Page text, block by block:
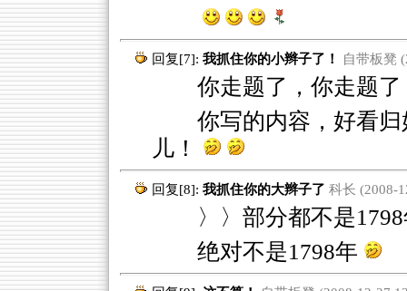
回复[7]: 我抓住你的小辫子了！ 自带板凳
你走题了，你走题了
你写的内容，好看
儿！
回复[8]: 我抓住你的大辫子了 科长 (2008-
〉〉部分都不是1798
绝对不是1798年